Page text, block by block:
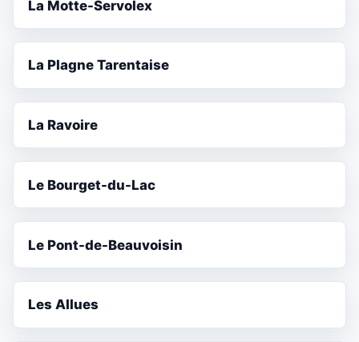
La Motte-Servolex
La Plagne Tarentaise
La Ravoire
Le Bourget-du-Lac
Le Pont-de-Beauvoisin
Les Allues